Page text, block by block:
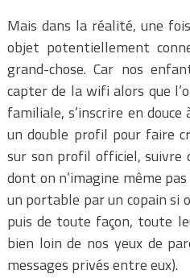
Mais dans la réalité, une
objet potentiellement
grand-chose. Car nos
capter de la wifi alors que
familiale, s’inscrire en
un double profil pour faire
sur son profil officiel, suivre
dont on n’imagine même
un portable par un copain si
puis de toute façon, toute
bien loin de nos yeux de
messages privés entre eux).